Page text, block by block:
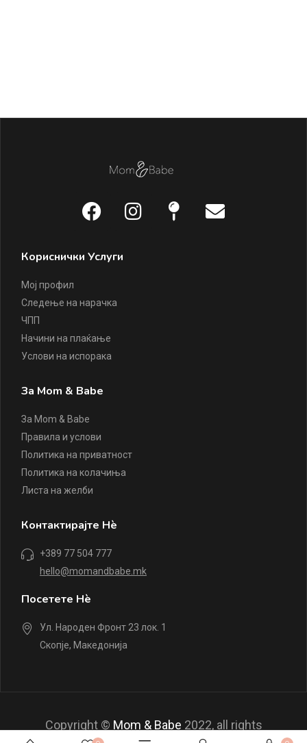
Кориснички Услуги
Мој профил
Следење на нарачка
ЧПП
Начини на плаќање
Услови на испорака
За Mom & Babe
За Mom & Babe
Правила и услови
Политика на приватност
Политика на колачиња
Листа на желби
Контактирајте Нè
+389 77 504 777
hello@momandbabe.mk
Посетете Нè
Ул. Народен Фронт 23 лок. 1
Скопје, Македонија
Copyright © Mom & Babe 2022, all rights